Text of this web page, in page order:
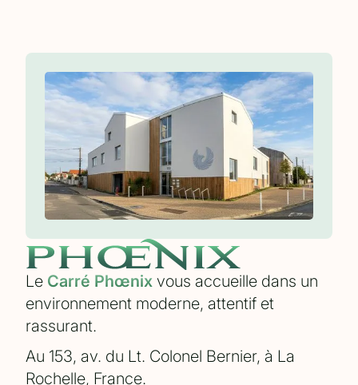
Le Carré Phœnix vous accueille dans un
environnement moderne, attentif et
rassurant.
Au 153, av. du Lt. Colonel Bernier, à La
Rochelle, France.